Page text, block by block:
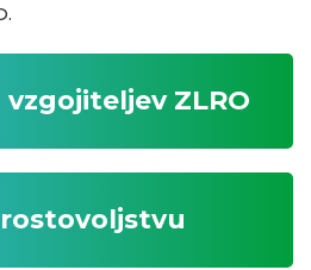
ZLRO